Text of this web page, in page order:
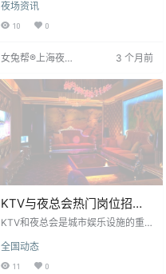
158以上，要求五官端正、气质优
雅、身材高挑、活泼开朗。工作晚9
安全可靠，当天安排上班。这是一
内最高薪资保障。机会难得，请致
电咨询。
夜场资讯
10 0
女兔帮®上海夜场
3 个月前
KTV与夜总会热门岗位招聘
条件及注意事项
KTV和夜总会是城市娱乐设施的重
员，吸引年轻人因待遇优厚和工作
经验包容性而应聘。KTV工作待遇
全国动态
11 0